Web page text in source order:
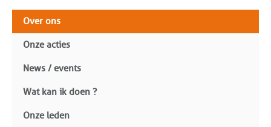
Over ons
Onze acties
News / events
Wat kan ik doen ?
Onze leden